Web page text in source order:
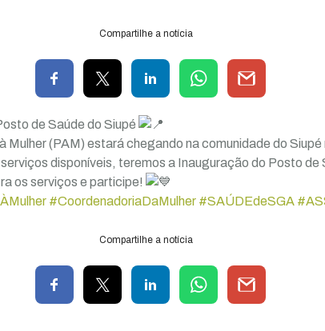
Compartilhe a notícia
de Saúde do Siupé
Mulher (PAM) estará chegando na comunidade do
disponíveis, teremos a Inauguração do Posto de
os serviços e participe!
#CoordenadoriaDaMulher #SAÚDEdeSGA
Compartilhe a notícia